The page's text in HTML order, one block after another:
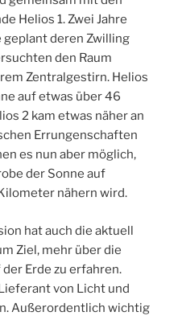
Helios 1. Zwei Jahre
deren Zwilling
den Raum
Zentralgestirn. Helios
auf etwas über 46
2 kam etwas näher an
Errungenschaften
es nun aber möglich,
der Sonne auf
nähern wird.
hat auch die aktuell
Ziel, mehr über die
Erde zu erfahren.
von Licht und
Außerordentlich wichtig